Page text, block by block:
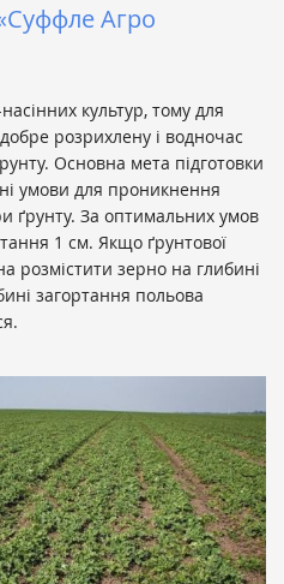
Aгро
культур, тому для
розрихлену і водночас
Основна мета підготовки
умови для проникнення
ґрунту. За оптимальних умов
1 см. Якщо ґрунтової
розмістити зерно на глибині
загортання польова